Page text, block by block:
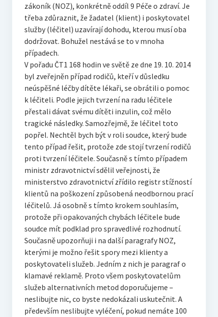
zákoník (NOZ), konkrétně oddíl 9 Péče o zdraví. Je
třeba zdůraznit, že žadatel (klient) i poskytovatel
služby (léčitel) uzavírají dohodu, kterou musí oba
dodržovat. Bohužel nestává se to v mnoha
případech.
V pořadu ČT1 168 hodin ve světě ze dne 19. 10. 2014
byl zveřejněn případ rodičů, kteří v důsledku
neúspěšné léčby dítěte lékaři, se obrátili o pomoc
k léčiteli. Podle jejich tvrzení na radu léčitele
přestali dávat svému dítěti inzulin, což mělo
tragické následky. Samozřejmě, že léčitel toto
popřel. Nechtěl bych být v roli soudce, který bude
tento případ řešit, protože zde stojí tvrzení rodičů
proti tvrzení léčitele. Současně s tímto případem
ministr zdravotnictví sdělil veřejnosti, že
ministerstvo zdravotnictví zřídilo registr stížností
klientů na poškození způsobená neodbornou prací
léčitelů. Já osobně s tímto krokem souhlasím,
protože při opakovaných chybách léčitele bude
soudce mít podklad pro spravedlivé rozhodnutí.
Současně upozorňuji i na další paragrafy NOZ,
kterými je možno řešit spory mezi klienty a
poskytovateli služeb. Jedním z nich je paragraf o
klamavé reklamě. Proto všem poskytovatelům
služeb alternativních metod doporučujeme –
neslibujte nic, co byste nedokázali uskutečnit. A
především neslibujte vyléčení, pokud nemáte 100